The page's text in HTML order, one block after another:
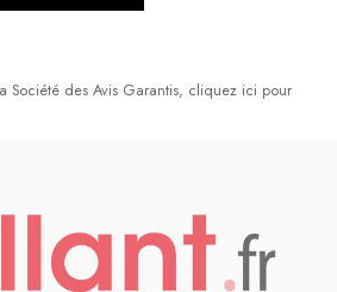
Société des Avis Garantis, cliquez ici pour